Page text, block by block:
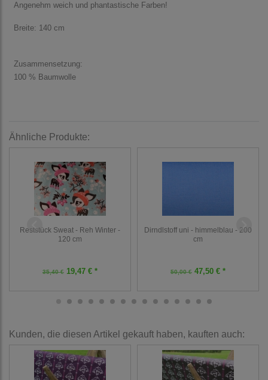
Angenehm weich und phantastische Farben!
Breite: 140 cm
Zusammensetzung:
100 % Baumwolle
Ähnliche Produkte:
Reststück Sweat - Reh Winter -
120 cm
35,40 € 19,47 € *
Dirndlstoff uni - himmelblau - 200
cm
50,00 € 47,50 € *
Kunden, die diesen Artikel gekauft haben, kauften auch: